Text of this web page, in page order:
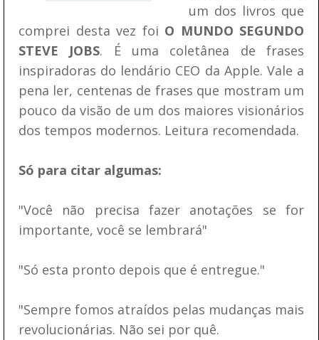
um dos livros que
comprei desta vez foi O MUNDO SEGUNDO
STEVE JOBS. É uma coletânea de frases
inspiradoras do lendário CEO da Apple. Vale a
pena ler, centenas de frases que mostram um
pouco da visão de um dos maiores visionários
dos tempos modernos. Leitura recomendada.
Só para citar algumas:
"Você não precisa fazer anotações se for
importante, você se lembrará"
"Só esta pronto depois que é entregue."
"Sempre fomos atraídos pelas mudanças mais
revolucionárias. Não sei por quê.